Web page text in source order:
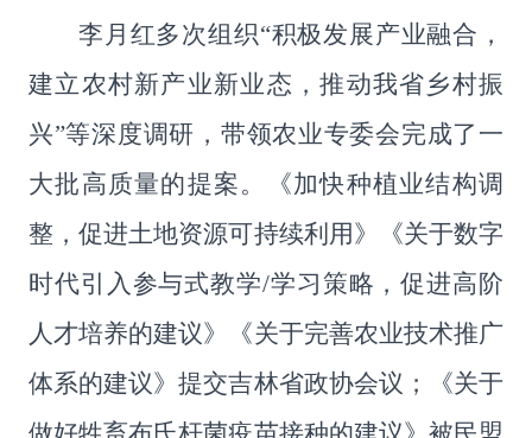
李月红多次组织“积极发展产业融合，
建立农村新产业新业态，推动我省乡村振
兴”等深度调研，带领农业专委会完成了一
大批高质量的提案。《加快种植业结构调
整，促进土地资源可持续利用》《关于数字
时代引入参与式教学/学习策略，促进高阶
人才培养的建议》《关于完善农业技术推广
体系的建议》提交吉林省政协会议；《关于